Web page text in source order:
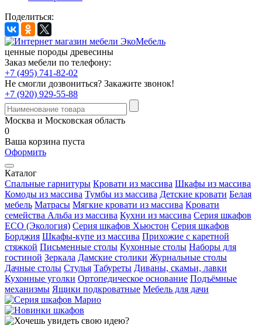
Поделиться:
ценные породы древесины
Заказ мебели по телефону:
+7 (495) 741-82-02
Не смогли дозвониться? Закажите звонок!
+7 (920) 929-55-88
Москва и Московская область
0
Ваша корзина пуста
Оформить
Каталог
Спальные гарнитуры Кровати из массива Шкафы из массива
Комоды из массива Тумбы из массива Детские кровати Белая
мебель Матрасы Мягкие кровати из массива Кровати
семейства Альба из массива Кухни из массива Серия шкафов
ECO (Экология) Серия шкафов Хьюстон Серия шкафов
Борджия Шкафы-купе из массива Прихожие с каретной
стяжкой Письменные столы Кухонные столы Наборы для
гостиной Зеркала Дамские столики Журнальные столы
Дачные столы Стулья Табуреты Диваны, скамьи, лавки
Кухонные уголки Ортопедическое основание Подъёмные
механизмы Ящики подкроватные Мебель для дачи